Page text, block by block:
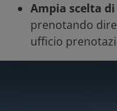
Ampia scelta
prenotando
ufficio